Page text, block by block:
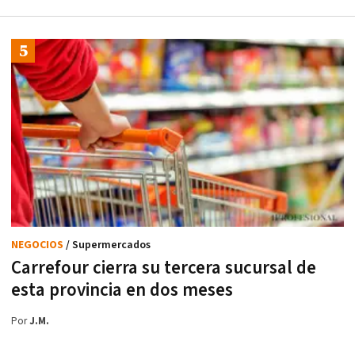
Carrefour cierra su tercera sucursal de
esta provincia en dos meses
NEGOCIOS / Supermercados
PorJ.M.